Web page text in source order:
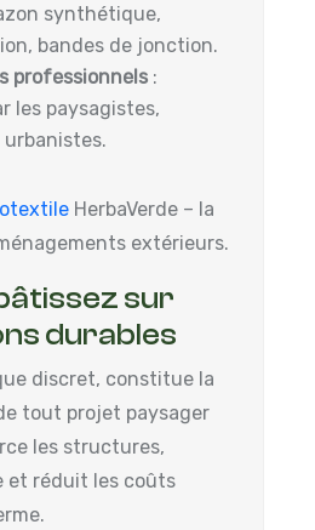
synthétique,
bandes de jonction.
professionnels :
les paysagistes,
HerbaVerde – la
extérieurs.
sur
durables
discret, constitue la
tout projet paysager
les structures,
et réduit les coûts